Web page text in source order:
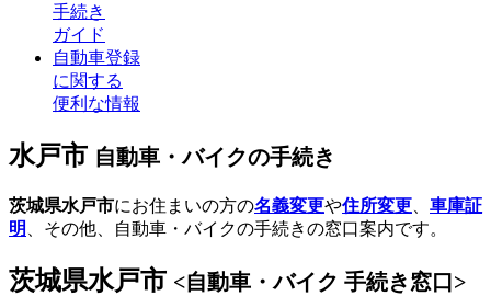
手続き
ガイド
自動車登録
に関する
便利な情報
水戸市 自動車・バイクの手続き
茨城県水戸市にお住まいの方の名義変更や住所変更
車庫証
明
、その他、自動車・バイクの手続きの窓口案内です。
茨城県水戸市 <自動車・バイク 手続き窓口>